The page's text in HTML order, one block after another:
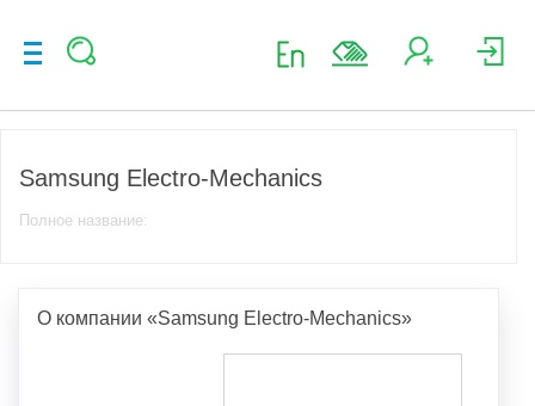
Samsung Electro-Mechanics
Полное название:
О компании «Samsung Electro-Mechanics»